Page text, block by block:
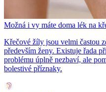
Možná i vy máte doma lék na
Křečové žíly jsou velmi častou
především ženy. Existuje řada
problému úplně nezbaví, ale
bolestivé příznaky.